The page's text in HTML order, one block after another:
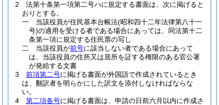
2
法第十条第一項第二号ハに規定する書面は、次に掲げると
おりとする。
一
当該役員が住民基本台帳法(昭和四十二年法律第八十一
号)の適用を受ける者である場合にあっては、同法第十二
条第一項に規定する住民票の写し
二
当該役員が前号に該当しない者である場合にあって
は、当該役員の住所又は居所を証する権限のある官公署
が発給する文書
3
前項第二号に掲げる書面が外国語で作成されているとき
は、翻訳者を明らかにした訳文を添付しなければならな
い。
4
第二項各号に掲げる書面は、申請の日前六月以内に作成さ